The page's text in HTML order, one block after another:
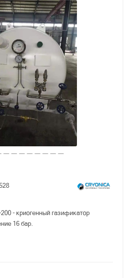
- криогенный газификатор
16 бар.